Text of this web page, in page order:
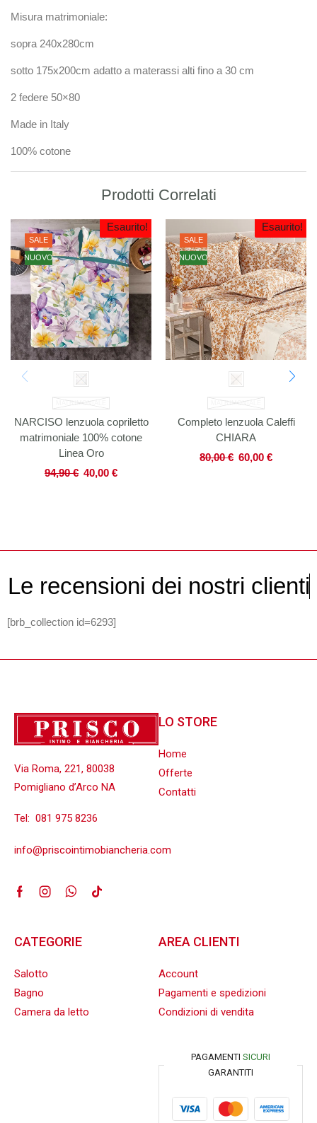
Misura matrimoniale:
sopra 240x280cm
sotto 175x200cm adatto a materassi alti fino a 30 cm
2 federe 50×80
Made in Italy
100% cotone
Prodotti Correlati
SALE
NUOVO
Esaurito!
MATRIMONIALE
NARCISO lenzuola copriletto
matrimoniale 100% cotone
Linea Oro
94,90€ 40,00 €
SALE
NUOVO
Esaurito!
MATRIMONIALE
Completo lenzuola Caleffi
CHIARA
80,00€ 60,00 €
Le recensioni dei nostri clienti
[brb_collection id=6293]
Via Roma, 221, 80038
Pomigliano d’Arco NA
Tel: 081 975 8236
info@priscointimobiancheria.com
LO STORE
Home
Offerte
Contatti
CATEGORIE
Salotto
Bagno
Camera da letto
AREA CLIENTI
Account
Pagamenti e spedizioni
Condizioni di vendita
PAGAMENTI SICURI
GARANTITI